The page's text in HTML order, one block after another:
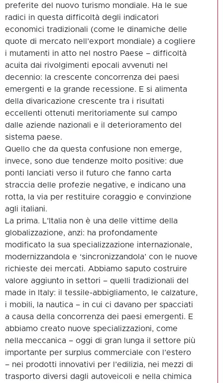
preferite del nuovo turismo mondiale. Ha le sue
radici in questa difficoltà degli indicatori
economici tradizionali (come le dinamiche delle
quote di mercato nell’export mondiale) a cogliere
i mutamenti in atto nel nostro Paese – difficoltà
acuita dai rivolgimenti epocali avvenuti nel
decennio: la crescente concorrenza dei paesi
emergenti e la grande recessione. E si alimenta
della divaricazione crescente tra i risultati
eccellenti ottenuti meritoriamente sul campo
dalle aziende nazionali e il deterioramento del
sistema paese.
Quello che da questa confusione non emerge,
invece, sono due tendenze molto positive: due
ponti lanciati verso il futuro che fanno carta
straccia delle profezie negative, e indicano una
rotta, la via per restituire coraggio e convinzione
agli italiani.
La prima. L’Italia non è una delle vittime della
globalizzazione, anzi: ha profondamente
modificato la sua specializzazione internazionale,
modernizzandola e ‘sincronizzandola’ con le nuove
richieste dei mercati. Abbiamo saputo costruire
valore aggiunto in settori – quelli tradizionali del
made in Italy: il tessile-abbigliamento, le calzature,
i mobili, la nautica – in cui ci davano per spacciati
a causa della concorrenza dei paesi emergenti. E
abbiamo creato nuove specializzazioni, come
nella meccanica – oggi di gran lunga il settore più
importante per surplus commerciale con l’estero
– nei prodotti innovativi per l’edilizia, nei mezzi di
trasporto diversi dagli autoveicoli e nella chimica